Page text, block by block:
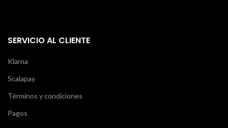
SERVICIO AL CLIENTE
Klarna
Scalapay
Términos y condiciones
Pagos